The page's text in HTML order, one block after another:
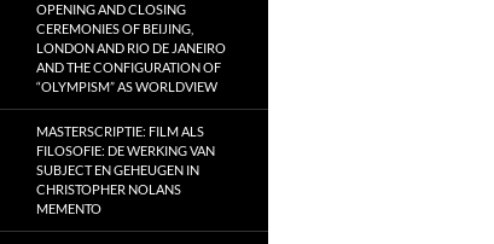
OPENING AND CLOSING
CEREMONIES OF BEIJING,
LONDON AND RIO DE JANEIRO
AND THE CONFIGURATION OF
“OLYMPISM” AS WORLDVIEW
MASTERSCRIPTIE: FILM ALS
FILOSOFIE: DE WERKING VAN
SUBJECT EN GEHEUGEN IN
CHRISTOPHER NOLANS
MEMENTO